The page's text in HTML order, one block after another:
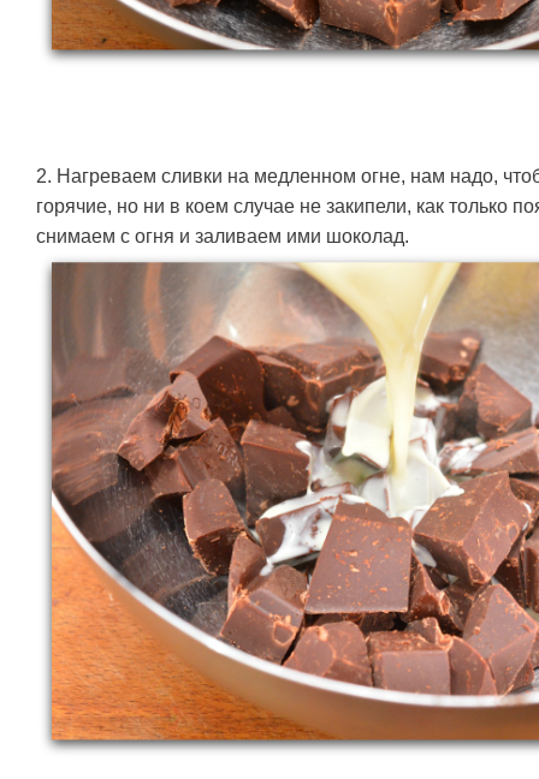
2. Нагреваем сливки на медленном огне, нам надо,
горячие, но ни в коем случае не закипели, как только
снимаем с огня и заливаем ими шоколад.